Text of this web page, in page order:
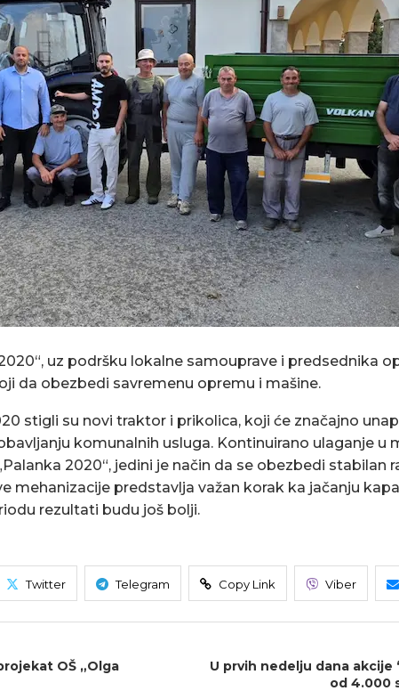
uz podršku lokalne samouprave i predsednika
da obezbedi savremenu opremu i mašine.
stigli su novi traktor i prikolica, koji će značajno
komunalnih usluga. Kontinuirano ulaganje u
2020“, jedini je način da se obezbedi stabilan
mehanizacije predstavlja važan korak ka jačanju
rezultati budu još bolji.
Twitter Telegram Copy Link Viber
OŠ „Olga
U prvih nedelju dana akcije
od 4.000